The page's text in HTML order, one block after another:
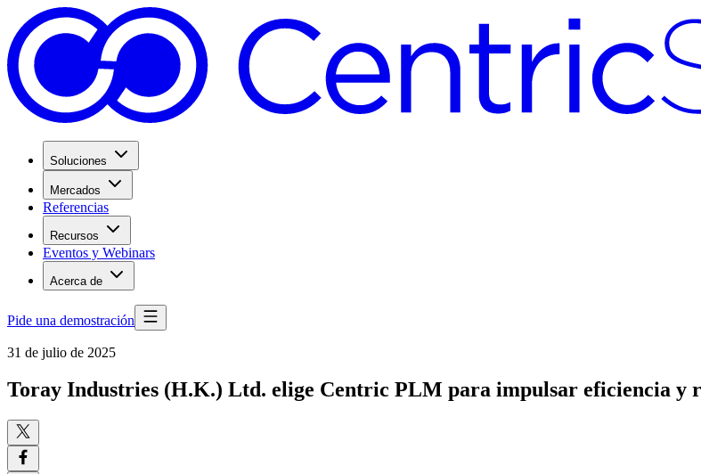
Soluciones
Mercados
Referencias
Recursos
Eventos y Webinars
Acerca de
Pide una demostración
31 de julio de 2025
Toray Industries (H.K.) Ltd. elige Centric PLM para impulsar eficiencia y